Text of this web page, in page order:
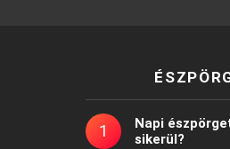
Napi
sikerül?